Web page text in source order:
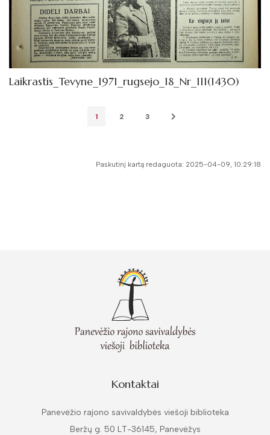
Laikrastis_Tevyne_1971_rugsejo_18_Nr_111(1430)
1 2 3
Paskutinį kartą redaguota: 2025-04-09, 10:29:18
Kontaktai
Panevėžio rajono savivaldybės viešoji biblioteka
Beržų g. 50 LT-36145, Panevėžys